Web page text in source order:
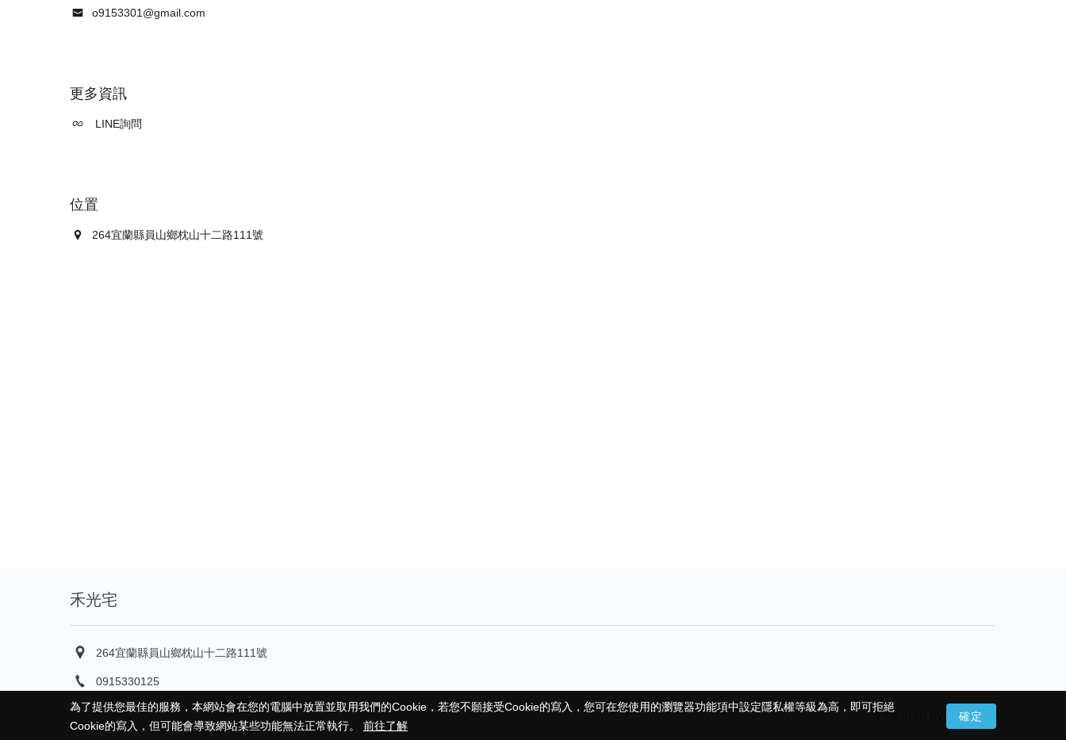
o9153301@gmail.com
更多資訊
LINE詢問
位置
264宜蘭縣員山鄉枕山十二路111號
禾光宅
264宜蘭縣員山鄉枕山十二路111號
0915330125
Powered by OwlNest
為了提供您最佳的服務，本網站會在您的電腦中放置並取用我們的Cookie，若您不願接受Cookie的寫入，您可在您使用的瀏覽器功能項中設定隱私權等級為高，即可拒絕
Cookie的寫入，但可能會導致網站某些功能無法正常執行。 前往了解
確定
為了提供您最佳的服務，本網站會在您的電腦中放置並取用我們的Cookie，若您不願接受Cookie的寫入，您可在您使用的瀏覽器功能項中設定隱私權等級為高，即可拒絕
Cookie的寫入，但可能會導致網站某些功能無法正常執行。 前往了解
確定